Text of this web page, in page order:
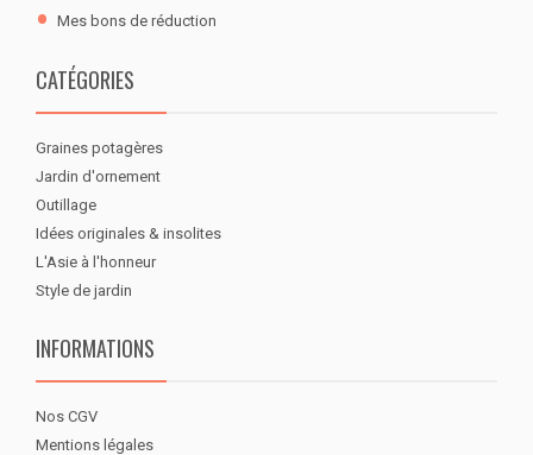
Mes bons de réduction
CATÉGORIES
Graines potagères
Jardin d'ornement
Outillage
Idées originales & insolites
L'Asie à l'honneur
Style de jardin
INFORMATIONS
Nos CGV
Mentions légales